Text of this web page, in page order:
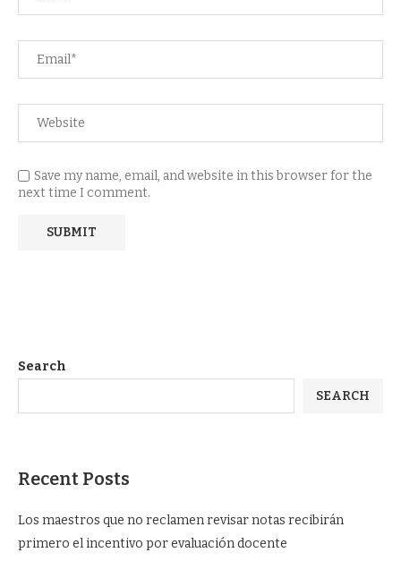
Save my name, email, and website in this browser for the
next time I comment.
Search
SEARCH
Recent Posts
Los maestros que no reclamen revisar notas recibirán
primero el incentivo por evaluación docente